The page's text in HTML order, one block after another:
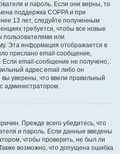
и пароль. Если они верны, то
поддержка COPPA и при
13 лет, следуйте полученным
требуется, чтобы все новые
пользователями или
Эта информация отображается в
прислано email-сообщение,
Если email-сообщение не получено,
адрес email либо он
уверены, что ввели правильный
администратором.
Прежде всего убедитесь, что
и пароль. Если данные введены
чтобы проверить, не был ли
возможно, что допущена ошибка